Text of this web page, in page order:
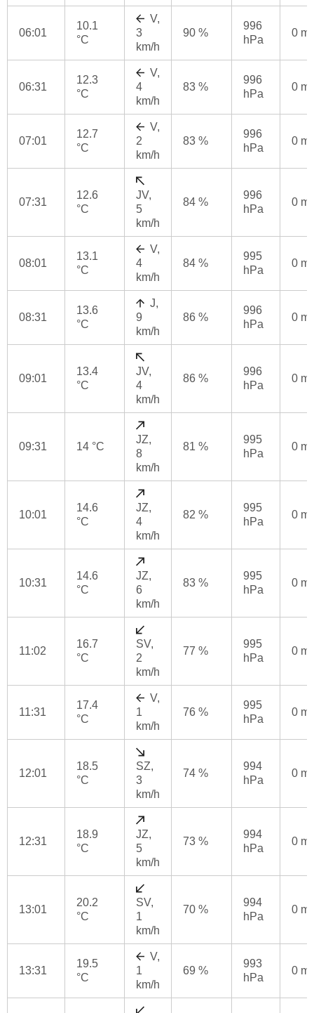
06:01
10.1
°C
V,
3
km/h
90 %
996
hPa
0
06:31
12.3
°C
V,
4
km/h
83 %
996
hPa
0
07:01
12.7
°C
V,
2
km/h
83 %
996
hPa
0
07:31
12.6
°C
JV,
5
km/h
84 %
996
hPa
0
08:01
13.1
°C
V,
4
km/h
84 %
995
hPa
0
08:31
13.6
°C
J,
9
km/h
86 %
996
hPa
0
09:01
13.4
°C
JV,
4
km/h
86 %
996
hPa
0
09:31 14 °C
JZ,
8
km/h
81 %
995
hPa
0
10:01
14.6
°C
JZ,
4
km/h
82 %
995
hPa
0
10:31
14.6
°C
JZ,
6
km/h
83 %
995
hPa
0
11:02
16.7
°C
SV,
2
km/h
77 %
995
hPa
0
11:31
17.4
°C
V,
1
km/h
76 %
995
hPa
0
12:01
18.5
°C
SZ,
3
km/h
74 %
994
hPa
0
12:31
18.9
°C
JZ,
5
km/h
73 %
994
hPa
0
13:01
20.2
°C
SV,
1
km/h
70 %
994
hPa
0
13:31
19.5
°C
V,
1
km/h
69 %
993
hPa
0